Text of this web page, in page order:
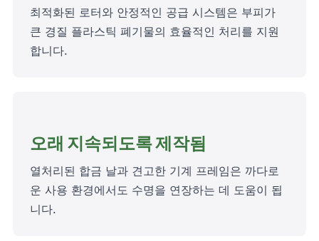
최적화된 로터와 안정적인 공급 시스템은 부피가
큰 경질 플라스틱 폐기물의 효율적인 처리를 지원
합니다.
오래 지속되도록 제작됨
열처리된 합금 날과 견고한 기계 프레임은 까다로
운 사용 환경에서도 수명을 연장하는 데 도움이 됩
니다.